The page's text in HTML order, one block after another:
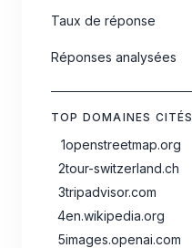
Taux de réponse
Réponses analysées
TOP DOMAINES CITÉS
1openstreetmap.org
2tour-switzerland.ch
3tripadvisor.com
4en.wikipedia.org
5images.openai.com